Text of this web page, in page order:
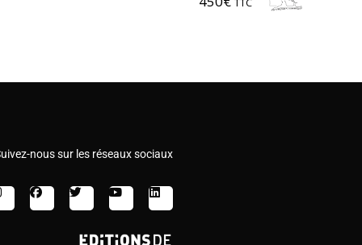
nous sur les réseaux sociaux